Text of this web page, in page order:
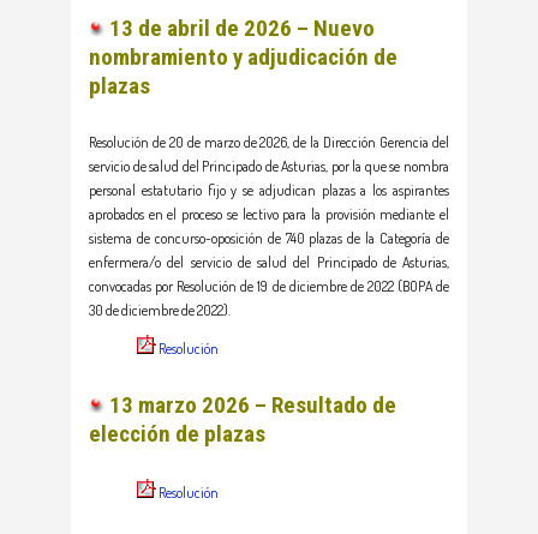
13 de abril de 2026 – Nuevo
nombramiento y adjudicación de
plazas
Resolución de 20 de marzo de 2026, de la Dirección Gerencia del
servicio de salud del Principado de Asturias, por la que se nombra
personal estatutario fijo y se adjudican plazas a los aspirantes
aprobados en el proceso se lectivo para la provisión mediante el
sistema de concurso-oposición de 740 plazas de la Categoría de
enfermera/o del servicio de salud del Principado de Asturias,
convocadas por Resolución de 19 de diciembre de 2022 (BOPA de
30 de diciembre de 2022).
Resolución
13 marzo 2026 – Resultado de
elección de plazas
Resolución